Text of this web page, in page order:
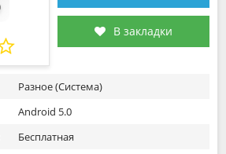
В закладки
Разное (Система)
Android 5.0
Бесплатная